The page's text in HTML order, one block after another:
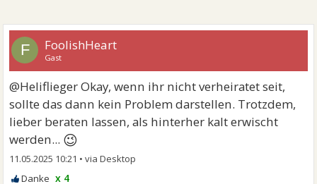
F FoolishHeart
Gast
@Heliflieger Okay, wenn ihr nicht verheiratet seit,
sollte das dann kein Problem darstellen. Trotzdem,
lieber beraten lassen, als hinterher kalt erwischt
werden... 😉
11.05.2025 10:21 •
x 4